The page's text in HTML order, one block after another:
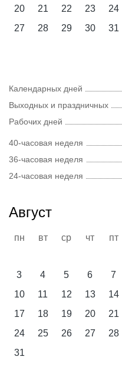
20
21 22 23 24
27
28 29 30 31
Календарных дней
Выходных и праздничных
Рабочих дней
40-часовая неделя
36-часовая неделя
24-часовая неделя
Август
пн вт ср чт пт
3
4 5 6 7
10
11 12 13 14
17
18 19 20 21
24
25 26 27 28
31